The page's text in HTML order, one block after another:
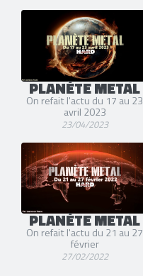
PLANÈTE METAL
On refait l'actu du 17 au 23
avril 2023
23/04/2023
PLANÈTE METAL
On refait l'actu du 21 au 27
février
27/02/2022